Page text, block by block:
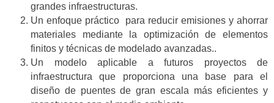
grandes infraestructuras.
Un enfoque práctico para reducir emisiones y ahorrar
materiales mediante la optimización de elementos
finitos y técnicas de modelado avanzadas..
Un modelo aplicable a futuros proyectos de
infraestructura que proporciona una base para el
diseño de puentes de gran escala más eficientes y